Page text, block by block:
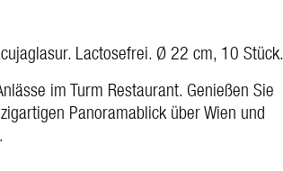
Lactosefrei. Ø 22 cm, 10 Stück.
im Turm Restaurant. Genießen Sie
Panoramablick über Wien und